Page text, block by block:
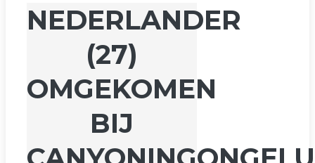
NEDERLANDER
(27)
OMGEKOMEN
BIJ